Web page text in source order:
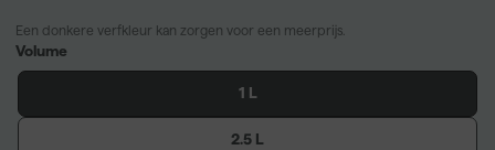
Een donkere verfkleur kan zorgen voor een meerprijs.
Volume
1 L
2.5 L